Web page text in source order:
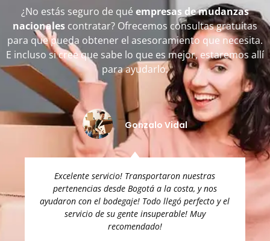
¿No estás seguro de qué empresas de mudanzas
nacionales contratar? Ofrecemos consultas gratuitas
para que pueda obtener el asesoramiento que necesita.
E incluso si cree que sabe lo que es mejor, estaremos allí
para ayudarlo.
Excelente servicio mi mudanza a Medellín llego muy
puntal y sin ningún daño, volvería a utilizar esta
empresa.
Beatriz Sánchez